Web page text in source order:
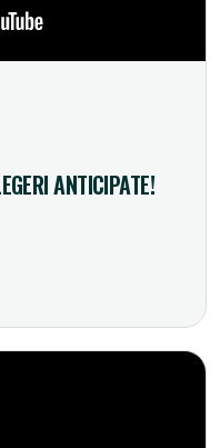
ANTICIPATE!